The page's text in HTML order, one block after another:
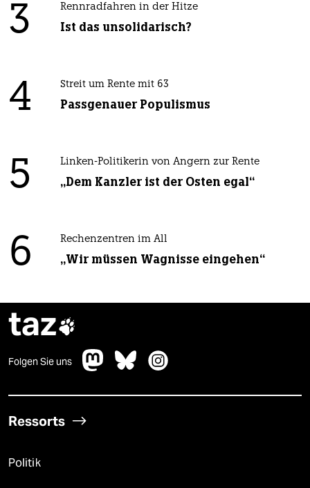
3 Rennradfahren in der Hitze
Ist das unsolidarisch?
4 Streit um Rente mit 63
Passgenauer Populismus
5 Linken-Politikerin von Angern zur Rente
„Dem Kanzler ist der Osten egal“
6 Rechenzentren im All
„Wir müssen Wagnisse eingehen“
taz
Folgen Sie uns
Ressorts
Politik